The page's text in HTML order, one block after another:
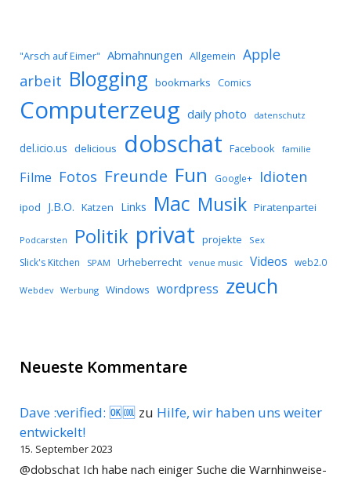
"Arsch auf Eimer" Abmahnungen Allgemein Apple
arbeit Blogging bookmarks Comics
Computerzeug daily photo datenschutz
del.icio.us delicious dobschat Facebook familie
Filme Fotos Freunde Fun Google+ Idioten
ipod J.B.O. Katzen Links Mac Musik Piratenpartei
Podcarsten Politik privat projekte Sex
Slick's Kitchen SPAM Urheberrecht venue music Videos web2.0
Webdev Werbung Windows wordpress zeuch
Neueste Kommentare
Dave :verified: 🆗🆒 zu Hilfe, wir haben uns weiter
entwickelt!
15. September 2023
@dobschat Ich habe nach einiger Suche die Warnhinweise-